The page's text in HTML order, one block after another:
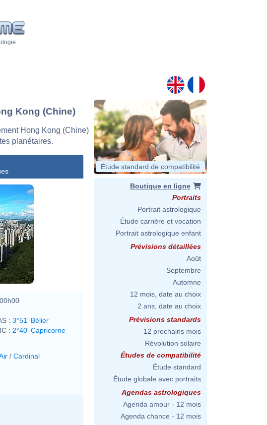
Kong (Chine)
Hong Kong (Chine)
planétaires.
: 3°51' Bélier
: 2°40' Capricorne
/ Cardinal
Étude standard de compatibilité
Boutique en ligne
Portraits
Portrait astrologique
Étude carrière et vocation
Portrait astrologique enfant
Prévisions détaillées
Août
Septembre
Automne
12 mois, date au choix
2 ans, date au choix
Prévisions standards
12 prochains mois
Révolution solaire
Études de compatibilité
Étude standard
Étude globale avec portraits
Agendas astrologiques
Agenda amour - 12 mois
Agenda chance - 12 mois